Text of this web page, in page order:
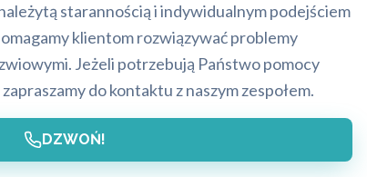
starannością i indywidualnym podejściem
klientom rozwiązywać problemy
Jeżeli potrzebują Państwo pomocy
do kontaktu z naszym zespołem.
DZWOŃ!